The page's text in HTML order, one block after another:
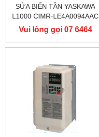
SỬA BIẾN TẦN YASKAWA
L1000 CIMR-LE4A0094AAC
400V 45KW, BIẾN TẦN
YASKAWA L1000
Vui lòng gọi 07 6464
9556